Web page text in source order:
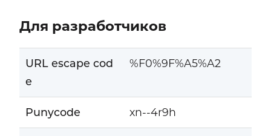
Для разработчиков
URL escape cod
e
%F0%9F%A5%A2
Punycode xn--4r9h